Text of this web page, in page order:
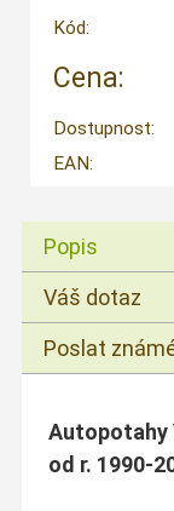
Kód:
Cena:
Dostupnost:
EAN:
Popis
Váš dotaz
Poslat
Autopotahy
od r. 1990-